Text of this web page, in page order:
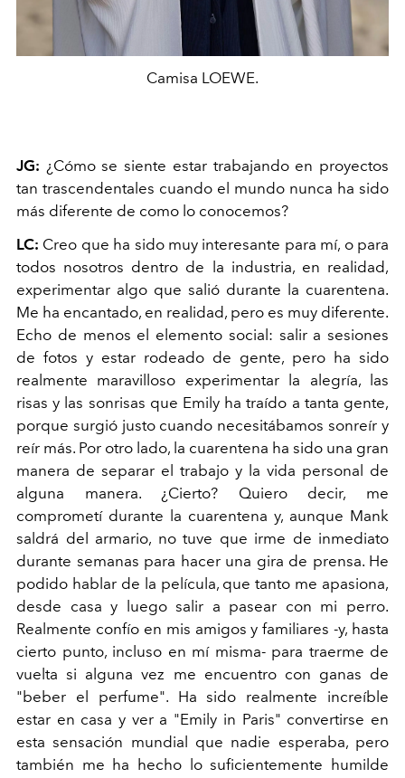
Camisa LOEWE.
JG: ¿Cómo se siente estar trabajando en proyectos
tan trascendentales cuando el mundo nunca ha sido
más diferente de como lo conocemos?
LC: Creo que ha sido muy interesante para mí, o para
todos nosotros dentro de la industria, en realidad,
experimentar algo que salió durante la cuarentena.
Me ha encantado, en realidad, pero es muy diferente.
Echo de menos el elemento social: salir a sesiones
de fotos y estar rodeado de gente, pero ha sido
realmente maravilloso experimentar la alegría, las
risas y las sonrisas que Emily ha traído a tanta gente,
porque surgió justo cuando necesitábamos sonreír y
reír más. Por otro lado, la cuarentena ha sido una gran
manera de separar el trabajo y la vida personal de
alguna manera. ¿Cierto? Quiero decir, me
comprometí durante la cuarentena y, aunque Mank
saldrá del armario, no tuve que irme de inmediato
durante semanas para hacer una gira de prensa. He
podido hablar de la película, que tanto me apasiona,
desde casa y luego salir a pasear con mi perro.
Realmente confío en mis amigos y familiares -y, hasta
cierto punto, incluso en mí misma- para traerme de
vuelta si alguna vez me encuentro con ganas de
"beber el perfume". Ha sido realmente increíble
estar en casa y ver a "Emily in Paris" convertirse en
esta sensación mundial que nadie esperaba, pero
también me ha hecho lo suficientemente humilde